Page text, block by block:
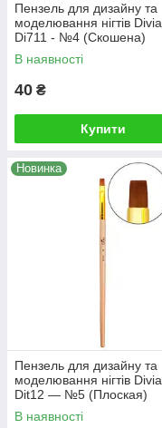
Пензель для дизайну та
моделювання нігтів Divia
Di711 - №4 (Скошена)
В наявності
40 ₴
Купити
Новинка
Пензель для дизайну та
моделювання нігтів Divia
Dit12 — №5 (Плоская)
В наявності